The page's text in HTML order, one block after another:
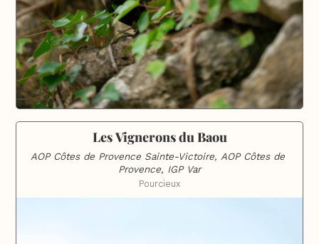
Les Vignerons du Baou
AOP Côtes de Provence Sainte-Victoire, AOP Côtes de
Provence, IGP Var
Pourcieux